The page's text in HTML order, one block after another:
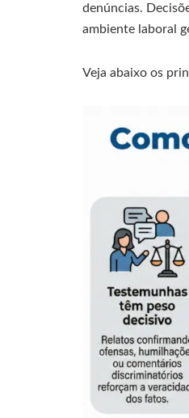
denúncias.
ambiente laboral
Veja abaixo os